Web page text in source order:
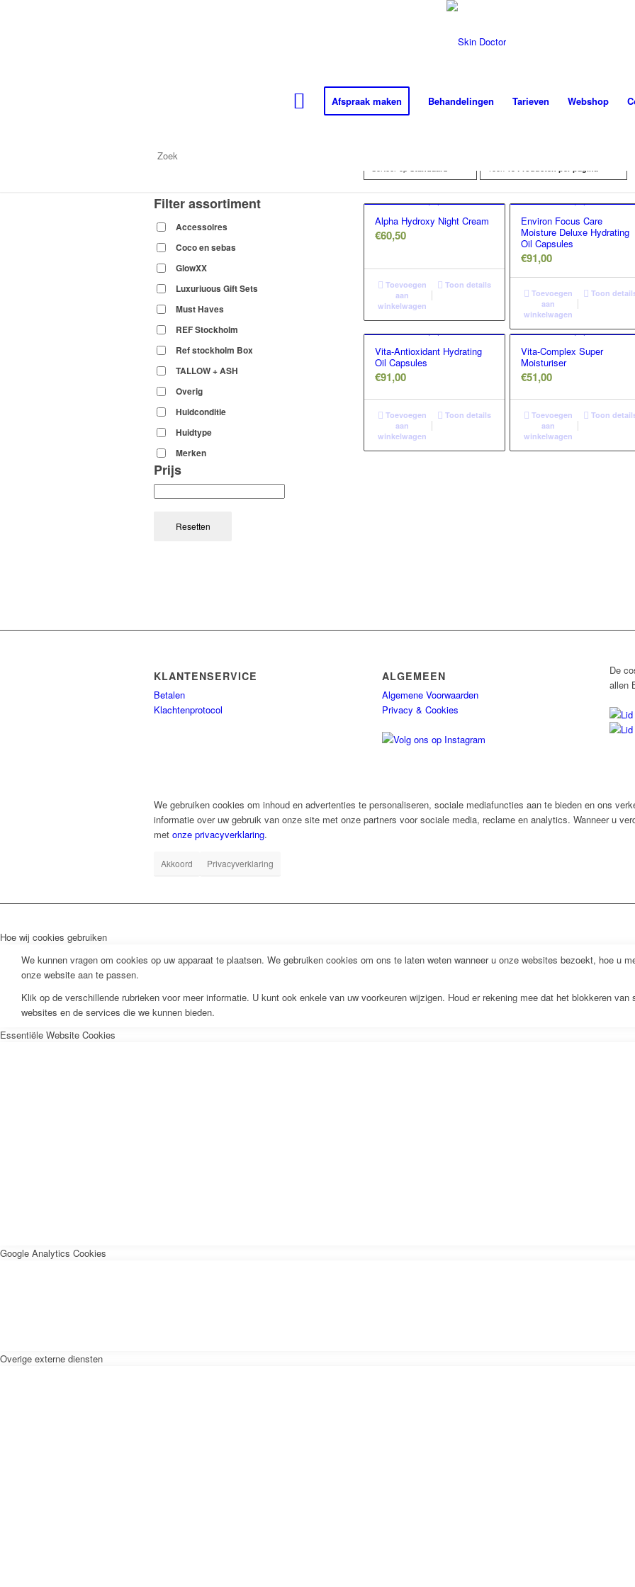
Afspraak maken Behandelingen Tarieven Webshop
Standaard 15 Producten per pagina
Alpha Hydroxy Night Cream
€60,50
Toevoegen
aan
winkelwagen
Toon details
Environ Focus Care
Moisture Deluxe Hydrating
Oil Capsules
€91,00
Toevoegen
aan
winkelwagen
Toon
Vita-Antioxidant Hydrating
Oil Capsules
€91,00
Toevoegen
aan
winkelwagen
Toon details
Vita-Complex Super
Moisturiser
€51,00
Toevoegen
aan
winkelwagen
Toon
Filter assortiment
Accessoires
Coco en sebas
GlowXX
Luxuriuous Gift Sets
Must Haves
REF Stockholm
Ref stockholm Box
TALLOW + ASH
Overig
Huidconditie
Huidtype
Merken
Prijs
Resetten
KLANTENSERVICE
Betalen
Klachtenprotocol
ALGEMEEN
Algemene Voorwaarden
Privacy & Cookies
De
allen
We gebruiken cookies om inhoud en advertenties te personaliseren, sociale mediafuncties aan te bieden en ons
informatie over uw gebruik van onze site met onze partners voor sociale media, reclame en analytics. Wanneer u
met onze privacyverklaring.
Akkoord Privacyverklaring
Hoe wij cookies gebruiken
We kunnen vragen om cookies op uw apparaat te plaatsen. We gebruiken cookies om ons te laten weten wanneer u onze websites bezoekt, hoe u
onze website aan te passen.
Klik op de verschillende rubrieken voor meer informatie. U kunt ook enkele van uw voorkeuren wijzigen. Houd er rekening mee dat het blokkeren
websites en de services die we kunnen bieden.
Essentiële Website Cookies
Google Analytics Cookies
Overige externe diensten